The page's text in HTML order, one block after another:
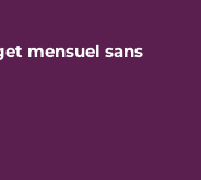
mensuel sans